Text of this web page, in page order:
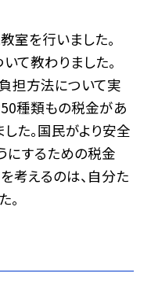
室を行いました。
て教わりました。
担方法について実
50種類もの税金があ
た。国民がより安全
にするための税金
考えるのは、自分た
。